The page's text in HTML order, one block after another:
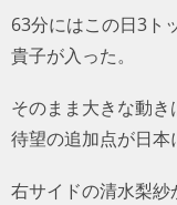
63分にはこの日3ト
貴子が入った。
そのまま大きな動
待望の追加点が日本
右サイドの清水梨